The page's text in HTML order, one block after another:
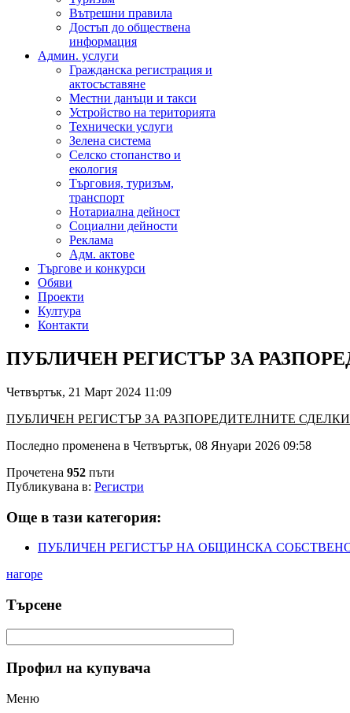
Вътрешни правила
Достъп до обществена
информация
Админ. услуги
Гражданска регистрация и
актосъставяне
Местни данъци и такси
Устройство на територията
Технически услуги
Зелена система
Селско стопанство и
екология
Търговия, туризъм,
транспорт
Нотариална дейност
Социални дейности
Реклама
Адм. актове
Търгове и конкурси
Обяви
Проекти
Култура
Контакти
ПУБЛИЧЕН РЕГИСТЪР ЗА
Четвъртък, 21 Март 2024 11:09
ПУБЛИЧЕН РЕГИСТЪР ЗА РАЗПОРЕДИТЕЛНИТЕ СДЕЛКИ
Последно променена в Четвъртък, 08 Януари 2026 09:58
Прочетена 952 пъти
Публикувана в: Регистри
Още в тази категория:
ПУБЛИЧЕН РЕГИСТЪР НА ОБЩИНСКА
нагоре
Търсене
Профил на купувача
Меню